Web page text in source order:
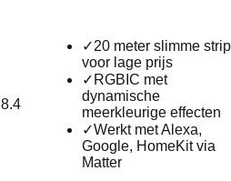
8.4
✓20 meter slimme strip
voor lage prijs
✓ RGBIC met
dynamische
meerkleurige effecten
✓Werkt met Alexa,
Google, HomeKit via
Matter